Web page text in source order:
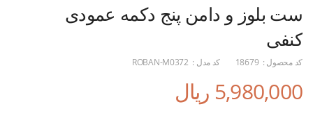
ست بلوز و دامن پنج دکمه عمودی
کنفی
کد محصول : 18679 کد مدل : ROBAN-M0372
5,980,000 ریال